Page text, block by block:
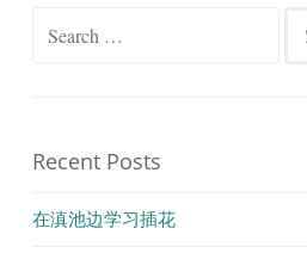
Search
Recent Posts
在滇池边学习插花